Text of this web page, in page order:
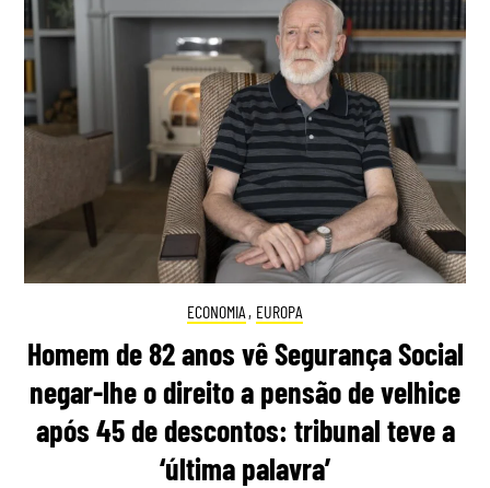
ECONOMIA , EUROPA
Homem de 82 anos vê Segurança Social
negar-lhe o direito a pensão de velhice
após 45 de descontos: tribunal teve a
‘última palavra’